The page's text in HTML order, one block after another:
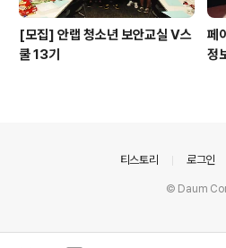
[모집] 안랩 청소년 보안교실 V스
쿨 13기
페
정
티스토리 로그인
© Daum